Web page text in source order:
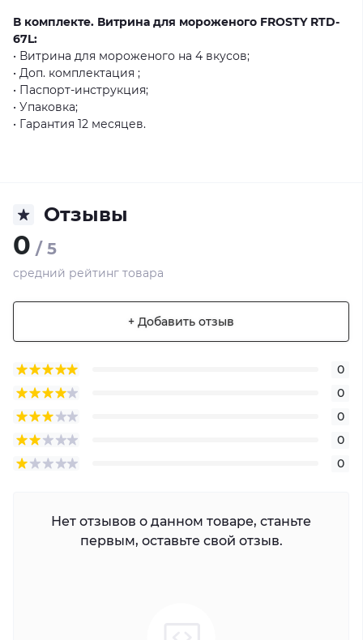
В комплекте. Витрина для мороженого FROSTY RTD-
67L:
• Витрина для мороженого на 4 вкусов;
• Доп. комплектация ;
• Паспорт-инструкция;
• Упаковка;
• Гарантия 12 месяцев.
Отзывы
0 / 5
средний рейтинг товара
+ Добавить отзыв
0
0
0
0
0
Нет отзывов о данном товаре, станьте
первым, оставьте свой отзыв.